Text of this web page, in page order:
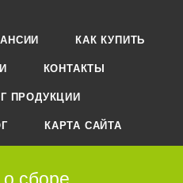
КАК КУПИТЬ
КОНТАКТЫ
ПРОДУКЦИИ
КАРТА САЙТА